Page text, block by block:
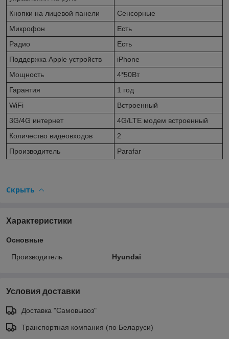
Кнопки на лицевой панели
Сенсорные
Микрофон
Есть
Радио
Есть
Поддержка Apple устройств
iPhone
Мощность
4*50Вт
Гарантия
1 год
WiFi
Встроенный
3G/4G интернет
4G/LTE модем встроенный
Количество видеовходов
2
Производитель
Parafar
Скрыть
Характеристики
Основные
Производитель Hyundai
Условия доставки
Доставка "Самовывоз"
Транспортная компания (по Беларуси)